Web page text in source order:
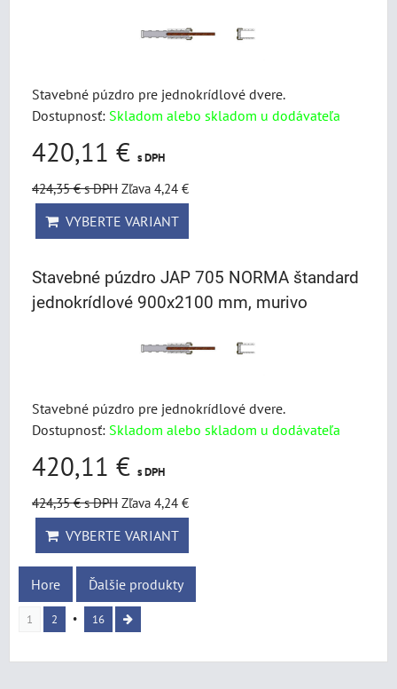
Stavebné púzdro pre jednokrídlové dvere.
Dostupnosť: Skladom alebo skladom u dodávateľa
420,11 € s DPH
424,35 €s DPH Zľava 4,24 €
VYBERTE VARIANT
Stavebné púzdro JAP 705 NORMA štandard
jednokrídlové 900x2100 mm, murivo
Stavebné púzdro pre jednokrídlové dvere.
Dostupnosť: Skladom alebo skladom u dodávateľa
420,11 € s DPH
424,35 €s DPH Zľava 4,24 €
VYBERTE VARIANT
Hore Ďalšie produkty
1 2 16